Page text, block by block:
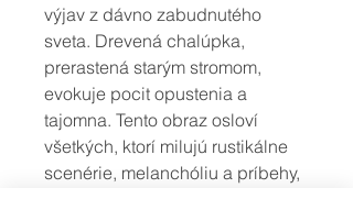
výjav z dávno zabudnutého
sveta. Drevená chalúpka,
prerastená starým stromom,
evokuje pocit opustenia a
tajomna. Tento obraz osloví
všetkých, ktorí milujú rustikálne
scenérie, melanchóliu a príbehy,